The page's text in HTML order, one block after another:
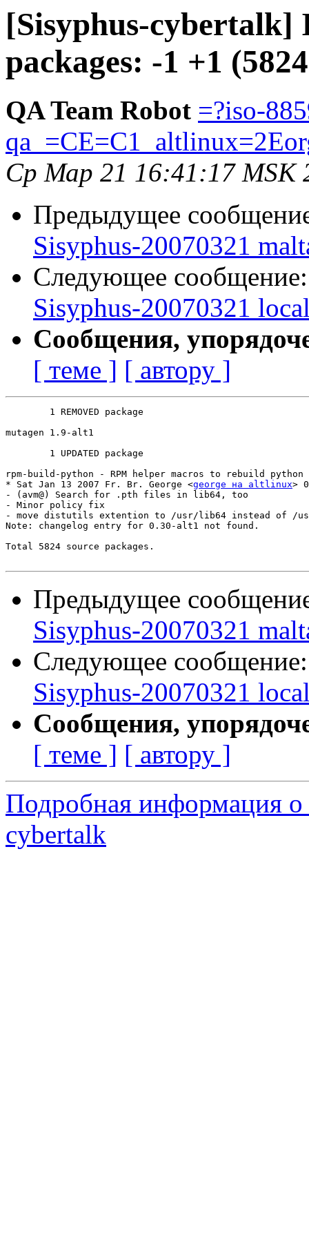
[Sisyphus-cybertalk]
packages: -1 +1
QA Team Robot =?iso-
Ср Мар 21 16:41:17 MSK
Предыдущее
Sisyphus-20070321
Следующее
Sisyphus-20070321
Сообщения,
[ теме ] [ автору ]
mutagen	1.9-alt1
rpm-build-python - RPM helper macros to rebuild python
* Sat Jan 13 2007 Fr. Br. George <george на altlinux>
- (avm@) Search for .pth files in lib64, too
- Minor policy fix
- move distutils extention to /usr/lib64 instead of /
Note: changelog entry for 0.30-alt1 not found.
Total 5824 source packages.
Предыдущее
Sisyphus-20070321
Следующее
Sisyphus-20070321
Сообщения,
[ теме ] [ автору ]
Подробная информация о
cybertalk